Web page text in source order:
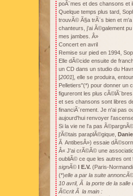
poÃ¨mes et des chansons
Quelque temps plus tard,
trouvÃ© Ã§a trÃ¨s bien et
chanteurs, j'ai Ã©galement
mes jambes. Â»
Concert en avril
Remise sur pied en 1994,
Elle dÃ©cide ensuite de
un CD dans un studio du
[2001], elle se produira,
Pelletiers"(*) pour donner un
figureront les plus
et ses chansons sont libres
financiÃ¨rement. Je n'ai pas
aujourd'hui renvoyer
Si la vie ne l'a pas
j'Ã©tais paraplÃ©gique,
Ã AntibesÂ») essaie
Â« J'ai crÃ©Ã© une
oubliÃ© ce que les autres ont
signÃ© l E.V. (Paris-
(*)elle a par la suite
10 avril, Ã la porte de la
Ã©crit Ã la main :